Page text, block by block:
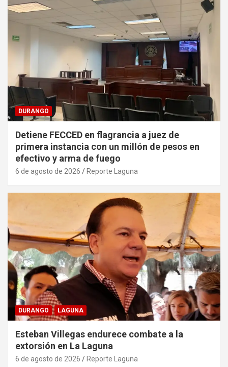
DURANGO
Detiene FECCED en flagrancia a juez de
primera instancia con un millón de pesos en
efectivo y arma de fuego
6 de agosto de 2026 Reporte Laguna
DURANGO LAGUNA
Esteban Villegas endurece combate a la
extorsión en La Laguna
6 de agosto de 2026 Reporte Laguna